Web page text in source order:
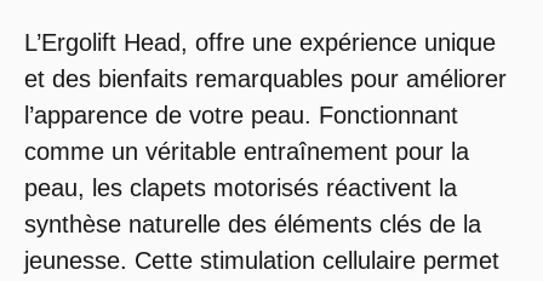
L’Ergolift Head, offre une expérience unique
et des bienfaits remarquables pour améliorer
l’apparence de votre peau. Fonctionnant
comme un véritable entraînement pour la
peau, les clapets motorisés réactivent la
synthèse naturelle des éléments clés de la
jeunesse. Cette stimulation cellulaire permet